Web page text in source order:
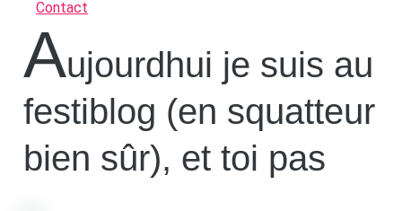
Contact
Aujourdhui je suis au
festiblog (en squatteur
bien sûr), et toi pas